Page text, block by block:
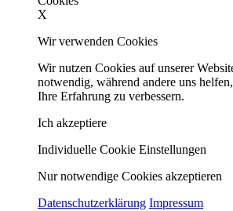
X
Wir verwenden Cookies
Wir nutzen Cookies auf unserer
notwendig, während andere uns
Ihre Erfahrung zu verbessern.
Ich akzeptiere
Individuelle Cookie Einstellungen
Nur notwendige Cookies akzeptieren
Datenschutzerklärung Impressum